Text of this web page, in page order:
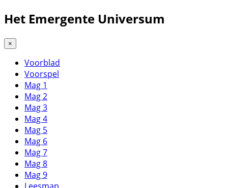
Het Emergente Universum
×
Voorblad
Voorspel
Mag 1
Mag 2
Mag 3
Mag 4
Mag 5
Mag 6
Mag 7
Mag 8
Mag 9